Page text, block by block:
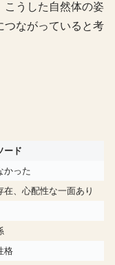
こうした自然体の姿
つながっていると考
ード
かった
、心配性な一面あり
格